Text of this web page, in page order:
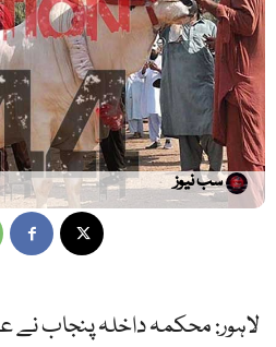
سب نیوز
لاہور: محکمہ داخلہ پنجاب نے